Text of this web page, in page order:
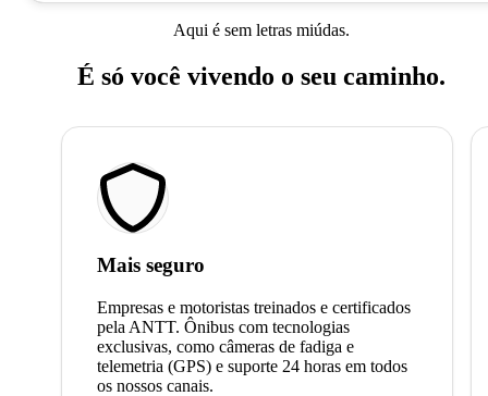
Aqui é sem letras miúdas.
É só você vivendo o seu caminho.
Mais seguro
Empresas e motoristas treinados e certificados
pela ANTT. Ônibus com tecnologias
exclusivas, como câmeras de fadiga e
telemetria (GPS) e suporte 24 horas em todos
os nossos canais.